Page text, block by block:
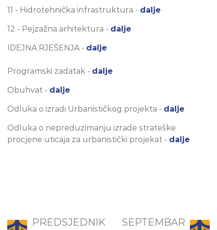
11 - Hidrotehnička infrastruktura - dalje
12 - Pejzažna arhitektura - dalje
IDEJNA RJEŠENJA - dalje
Programski zadatak - dalje
Obuhvat - dalje
Odluka o izradi Urbanističkog projekta - dalje
Odluka o nepreduzimanju izrade strateške
procjene uticaja za urbanistički projekat - dalje
PREDSJEDNIK
SEPTEMBAR